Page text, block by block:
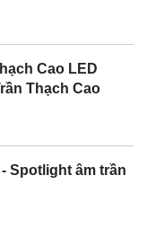
Cao LED
Thạch Cao
Spotlight âm trần